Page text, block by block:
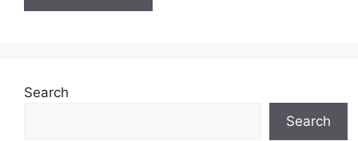
Search
Search